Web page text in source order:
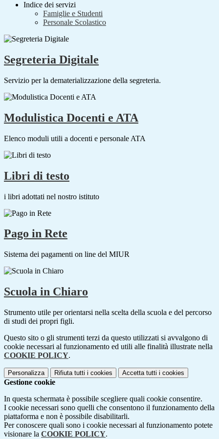
Indice dei servizi
Famiglie e Studenti
Personale Scolastico
Segreteria Digitale
Servizio per la dematerializzazione della segreteria.
Modulistica Docenti e ATA
Elenco moduli utili a docenti e personale ATA
Libri di testo
i libri adottati nel nostro istituto
Pago in Rete
Sistema dei pagamenti on line del MIUR
Scuola in Chiaro
Strumento utile per orientarsi nella scelta della scuola e del percorso
di studi dei propri figli.
Questo sito o gli strumenti terzi da questo utilizzati si avvalgono di
cookie necessari al funzionamento ed utili alle finalità illustrate nella
COOKIE POLICY.
Personalizza Rifiuta tutti i cookies Accetta tutti i cookies
Gestione cookie
In questa schermata è possibile scegliere quali cookie consentire.
I cookie necessari sono quelli che consentono il funzionamento della
piattaforma e non è possibile disabilitarli.
Per conoscere quali sono i cookie necessari al funzionamento potete
visionare la COOKIE POLICY.